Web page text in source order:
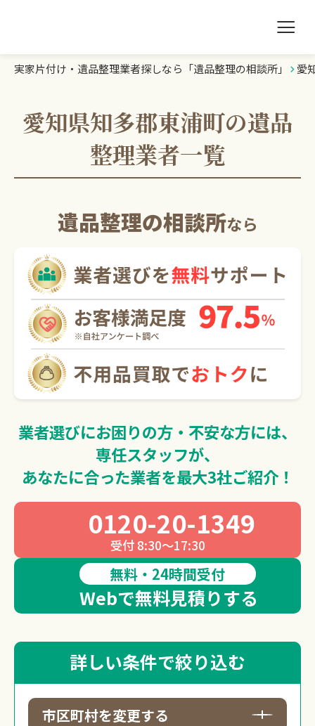
0120-20-1349
無料・24時間受付
Webで無料見積りする
遺品整理の相談所TOP
業者を探す
ランキング
お急ぎの方はこちら
実家片付け・遺品整理業者探しなら「遺品整理の相談所」 愛
愛知県知多郡東浦町の遺品
整理業者一覧
遺品整理の相談所なら
業者選びにお困りの方・不安な方には、
専任スタッフが、
あなたに合った業者を最大3社ご紹介！
0120-20-1349
受付 8:30～17:30
無料・24時間受付
Webで無料見積りする
詳しい条件で絞り込む
市区町村を変更する